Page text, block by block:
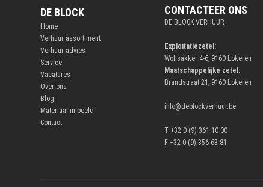
DE BLOCK
Home
Verhuur assortiment
Verhuur advies
Service
Vacatures
Over ons
Blog
Materiaal in beeld
Contact
CONTACTEER ONS
DE BLOCK VERHUUR
Exploitatiezetel:
Wolfsakker 4-6, 9160 Lokeren
Maatschappelijke zetel:
Brandstraat 21, 9160 Lokeren
info@deblockverhuur.be
T +32 0 (9) 361 10 00
F +32 0 (9) 356 63 81